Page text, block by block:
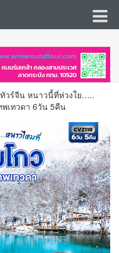
ทัวร์จีน หนาวนี้ที่ห่วงใย…..
พเทวดา 6วัน 5คืน